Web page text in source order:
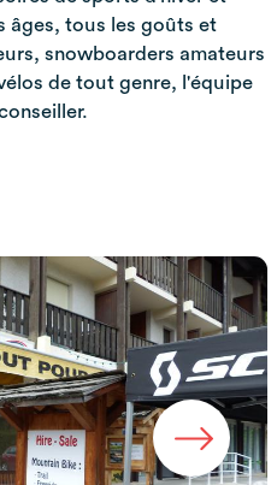
âges, tous les goûts et
snowboarders amateurs
de tout genre, l'équipe